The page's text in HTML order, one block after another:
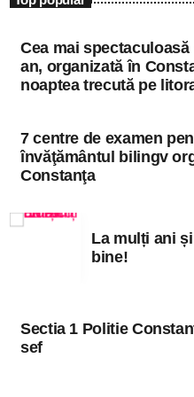
Informațiile actuale și muzica
Cea mai
an, organizată în
noaptea trecută pe
7 centre de examen
învăţământul bilingv
Constanţa
La mulți ani
bine!
Sectia 1 Politie
sef